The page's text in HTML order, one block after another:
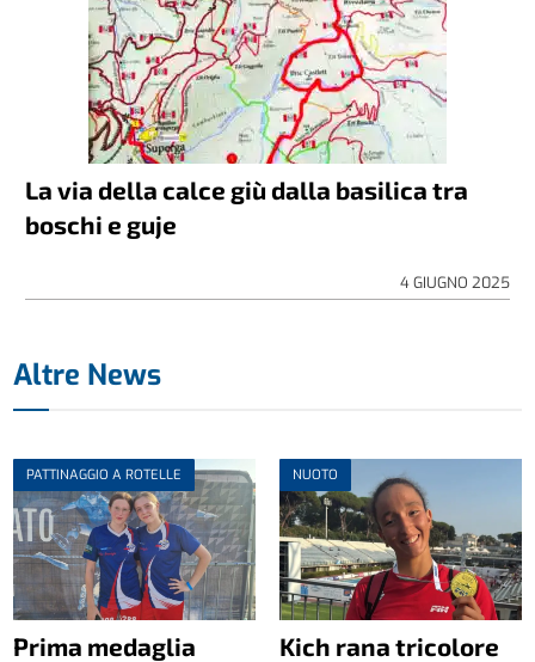
La via della calce giù dalla basilica tra
boschi e guje
4 GIUGNO 2025
Altre News
PATTINAGGIO A ROTELLE
Prima medaglia
NUOTO
Kich rana tricolore